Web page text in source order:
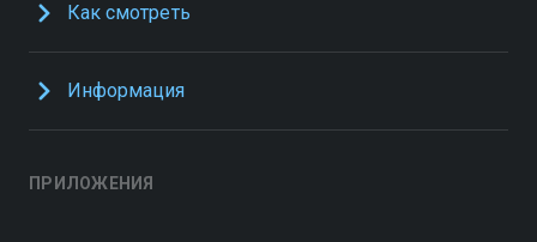
Как смотреть
Информация
ПРИЛОЖЕНИЯ